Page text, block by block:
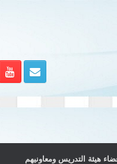
هيئة التدريس ومعاونيهم